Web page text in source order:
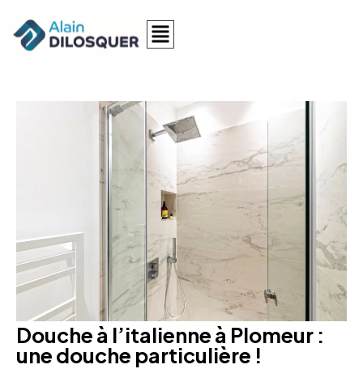
Douche à l’italienne à Plomeur :
une douche particulière !